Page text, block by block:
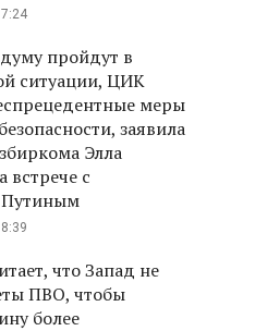
пройдут в
ситуации, ЦИК
меры
заявила
Элла
с
что Запад не
ПВО, чтобы
более